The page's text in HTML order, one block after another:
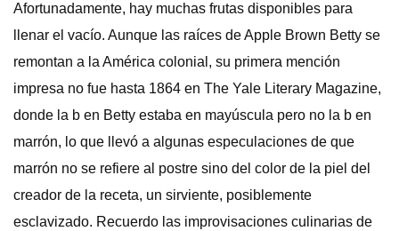
Afortunadamente, hay muchas frutas disponibles para
llenar el vacío. Aunque las raíces de Apple Brown Betty se
remontan a la América colonial, su primera mención
impresa no fue hasta 1864 en The Yale Literary Magazine,
donde la b en Betty estaba en mayúscula pero no la b en
marrón, lo que llevó a algunas especulaciones de que
marrón no se refiere al postre sino del color de la piel del
creador de la receta, un sirviente, posiblemente
esclavizado. Recuerdo las improvisaciones culinarias de